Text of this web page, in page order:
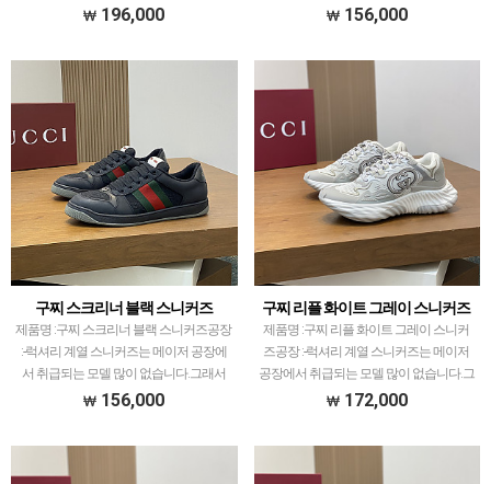
커즈는 메이저 공장에서 취급되는 모델 많
크하고 선별한…
196,000
메이저 공장에서 취급되는 모델 많이 없습
156,000
구찌 스크리너 블랙 스니커즈
제품명 :구찌 스크리너 블랙 스니커즈공장
:-​럭셔리 계열 스니커즈는 메이저 공장에
서 취급되는 모델 많이 없습니다.그래서
전문적으로 취급하는 공장과제가 현지에
156,000
구찌 리플 화이트 그레이 스니커즈
제품명 :구찌 리플 화이트 그레이 스니커
즈공장 :-​럭셔리 계열 스니커즈는 메이저
공장에서 취급되는 모델 많이 없습니다.그
래서 전문적으로 취급하는 공장과제가 현
172,000